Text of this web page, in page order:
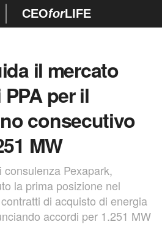
CEOforLIFE
il mercato
per il
consecutivo
MW
Pexapark,
la prima posizione nel
di acquisto di energia
accordi per 1.251 MW